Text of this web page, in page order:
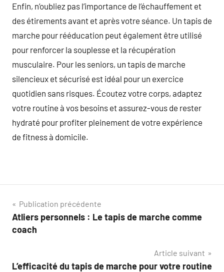
Enfin, n’oubliez pas l’importance de l’échauffement et
des étirements avant et après votre séance. Un tapis de
marche pour rééducation peut également être utilisé
pour renforcer la souplesse et la récupération
musculaire. Pour les seniors, un tapis de marche
silencieux et sécurisé est idéal pour un exercice
quotidien sans risques. Écoutez votre corps, adaptez
votre routine à vos besoins et assurez-vous de rester
hydraté pour profiter pleinement de votre expérience
de fitness à domicile.
Navigation
de
Publication précédente
Atliers personnels : Le tapis de marche comme
coach
Article suivant
L’efficacité du tapis de marche pour votre routine